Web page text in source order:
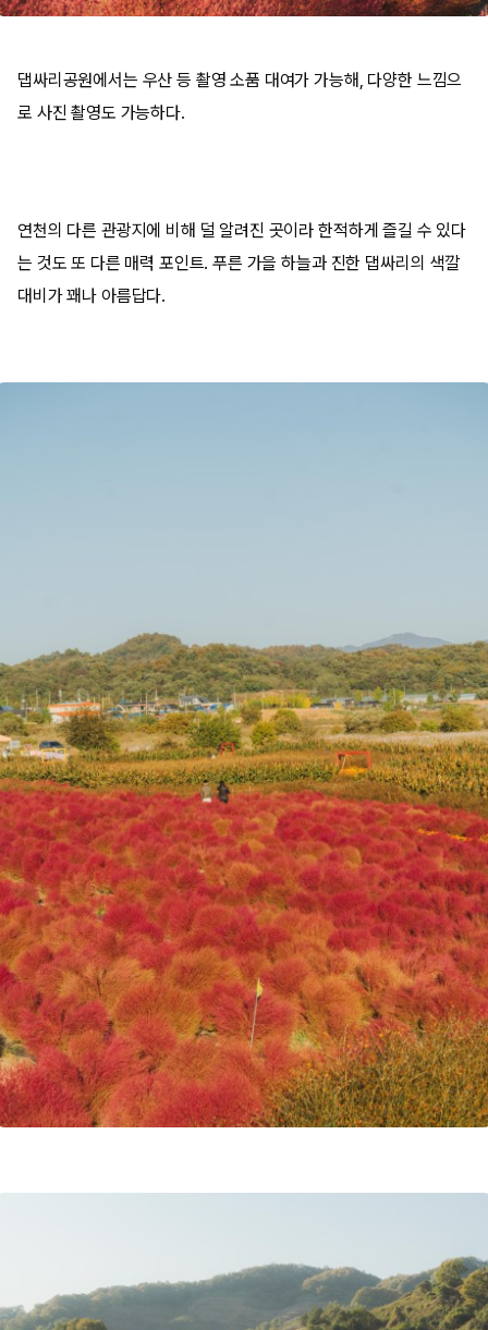
댑싸리공원에서는 우산 등 촬영 소품 대여가 가능해, 다양한 느낌으
로 사진 촬영도 가능하다.
연천의 다른 관광지에 비해 덜 알려진 곳이라 한적하게 즐길 수 있다
는 것도 또 다른 매력 포인트. 푸른 가을 하늘과 진한 댑싸리의 색깔
대비가 꽤나 아름답다.